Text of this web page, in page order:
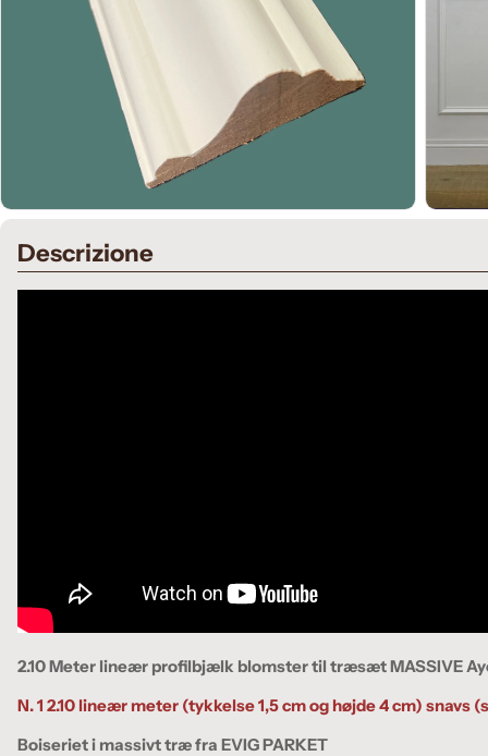
Apri supporto 0 in modalità modale
Descrizione
2.10 Meter lineær profilbjælk blomster til træsæt MASSIVE
N. 1 2.10 lineær meter (tykkelse 1,5 cm og højde 4 cm) snavs
Boiseriet i massivt træ fra EVIG PARKET